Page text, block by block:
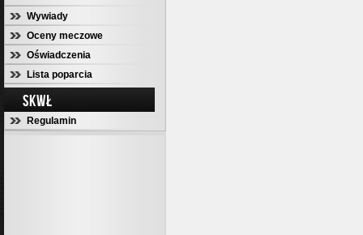
Wywiady
Oceny meczowe
Oświadczenia
Lista poparcia
SKWŁ
Regulamin